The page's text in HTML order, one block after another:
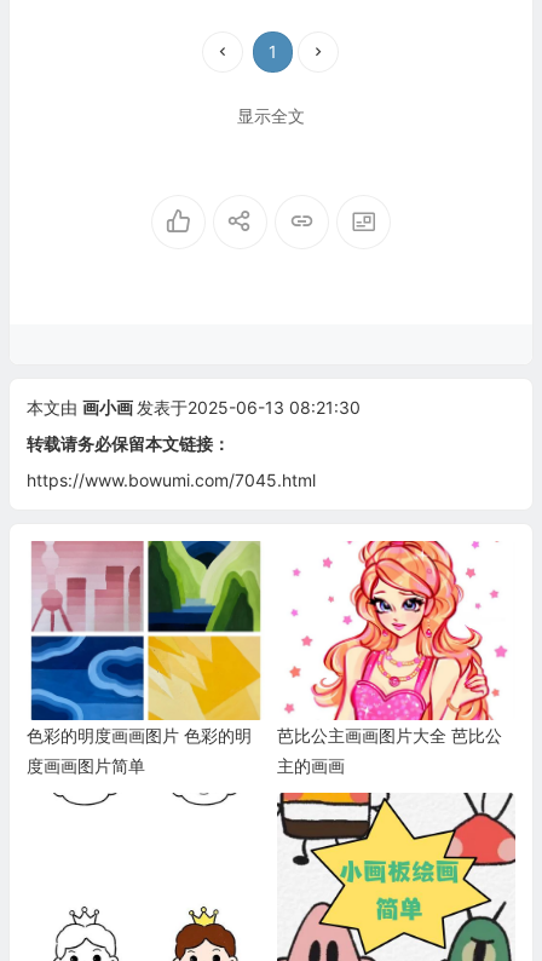
1
显示全文
本文由 画小画 发表于2025-06-13 08:21:30
转载请务必保留本文链接：
https://www.bowumi.com/7045.html
色彩的明度画画图片 色彩的明
度画画图片简单
芭比公主画画图片大全 芭比公
主的画画